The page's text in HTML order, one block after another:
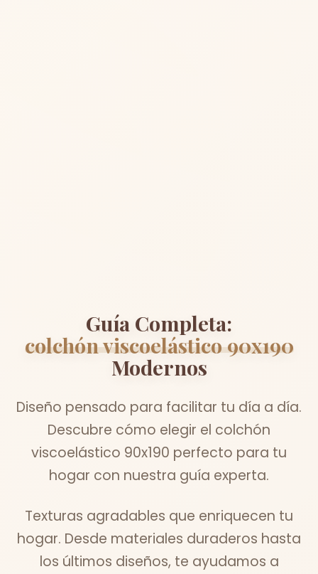
Guía Completa:
colchón viscoelástico 90x190
Modernos
Diseño pensado para facilitar tu día a día.
Descubre cómo elegir el colchón
viscoelástico 90x190 perfecto para tu
hogar con nuestra guía experta.
Texturas agradables que enriquecen tu
hogar. Desde materiales duraderos hasta
los últimos diseños, te ayudamos a